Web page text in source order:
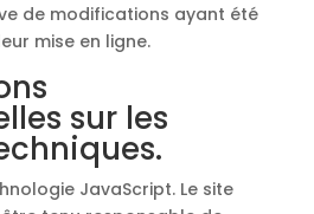
de modifications ayant été
mise en ligne.
sur les
JavaScript. Le site